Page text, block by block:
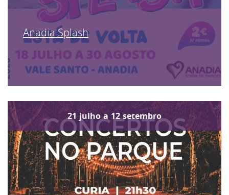
Anadia Splash
21 julho a 12 setembro